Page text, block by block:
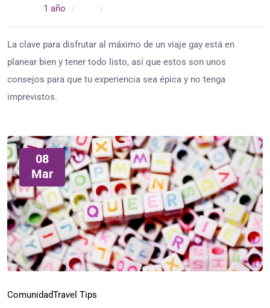
1 año
La clave para disfrutar al máximo de un viaje gay está en
planear bien y tener todo listo, así que estos son unos
consejos para que tu experiencia sea épica y no tenga
imprevistos.
08
Mar
ComunidadTravel Tips